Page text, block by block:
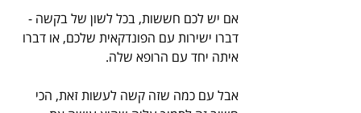
אם יש לכם חששות, בכל לשון של בקשה -
דברו ישירות עם הפונדקאית שלכם, או דברו
איתה יחד עם הרופא שלה.
אבל עם כמה שזה קשה לעשות זאת, הכי